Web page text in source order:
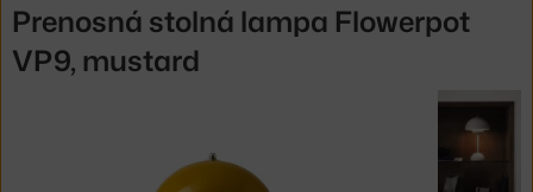
Prenosná stolná lampa Flowerpot
VP9, mustard